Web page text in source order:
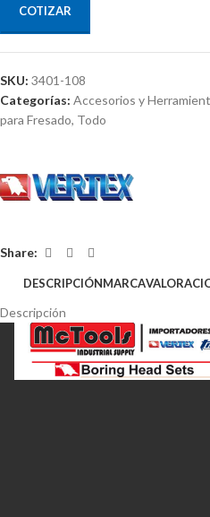
COTIZAR
SKU: 3401-108
Categorías: Accesorios y
para Fresado, Todo
Share:
DESCRIPCIÓNMARCA
Descripción